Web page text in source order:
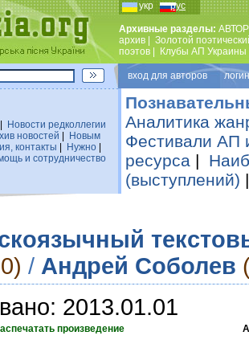
укр рус
Архивные разделы:
архив
Золотой
поэтов
Клубы АП Украины
вход для авторов
Новости редколлегии
новостей
Новым
контакты Нужно|
и сотрудничество
Аналитика
Фестивали АП
ресурса |
(выступлений)
/ Андрей Соболев
2013.01.01
произведение